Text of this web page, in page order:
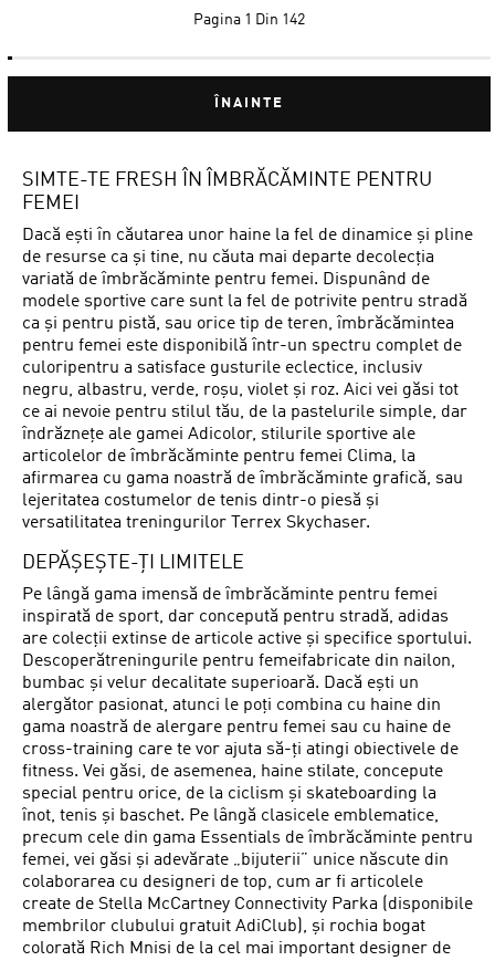
Pagina 1 Din 142
ÎNAINTE
SIMTE-TE FRESH ÎN ÎMBRĂCĂMINTE PENTRU
FEMEI
Dacă ești în căutarea unor haine la fel de dinamice și pline
de resurse ca și tine, nu căuta mai departe decolecția
variată de îmbrăcăminte pentru femei. Dispunând de
modele sportive care sunt la fel de potrivite pentru stradă
ca și pentru pistă, sau orice tip de teren, îmbrăcămintea
pentru femei este disponibilă într-un spectru complet de
culoripentru a satisface gusturile eclectice, inclusiv
negru, albastru, verde, roșu, violet și roz. Aici vei găsi tot
ce ai nevoie pentru stilul tău, de la pastelurile simple, dar
îndrăznețe ale gamei Adicolor, stilurile sportive ale
articolelor de îmbrăcăminte pentru femei Clima, la
afirmarea cu gama noastră de îmbrăcăminte grafică, sau
lejeritatea costumelor de tenis dintr-o piesă și
versatilitatea treningurilor Terrex Skychaser.
DEPĂȘEȘTE-ȚI LIMITELE
Pe lângă gama imensă de îmbrăcăminte pentru femei
inspirată de sport, dar concepută pentru stradă, adidas
are colecții extinse de articole active și specifice sportului.
Descoperătreningurile pentru femeifabricate din nailon,
bumbac și velur decalitate superioară. Dacă ești un
alergător pasionat, atunci le poți combina cu haine din
gama noastră de alergare pentru femei sau cu haine de
cross-training care te vor ajuta să-ți atingi obiectivele de
fitness. Vei găsi, de asemenea, haine stilate, concepute
special pentru orice, de la ciclism și skateboarding la
înot, tenis și baschet. Pe lângă clasicele emblematice,
precum cele din gama Essentials de îmbrăcăminte pentru
femei, vei găsi și adevărate „bijuterii” unice născute din
colaborarea cu designeri de top, cum ar fi articolele
create de Stella McCartney Connectivity Parka (disponibile
membrilor clubului gratuit AdiClub), și rochia bogat
colorată Rich Mnisi de la cel mai important designer de